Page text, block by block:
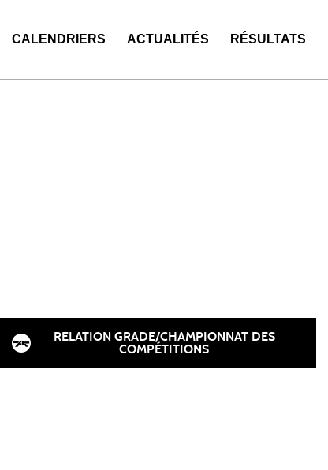
CALENDRIERS ACTUALITÉS RÉSULTATS
RELATION GRADE/CHAMPIONNAT DES
COMPÉTITIONS